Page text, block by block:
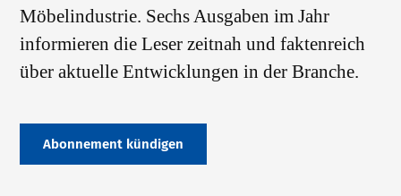
Möbelindustrie. Sechs Ausgaben im Jahr
informieren die Leser zeitnah und faktenreich
über aktuelle Entwicklungen in der Branche.
Abonnement kündigen